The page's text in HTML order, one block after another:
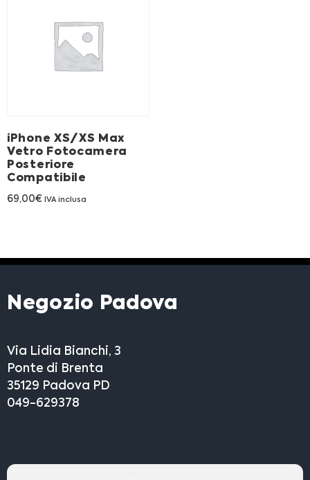
iPhone XS/XS Max
Vetro Fotocamera
Posteriore
Compatibile
69,00€ IVA inclusa
Negozio Padova
Via Lidia Bianchi, 3
Ponte di Brenta
35129 Padova PD
049-629378